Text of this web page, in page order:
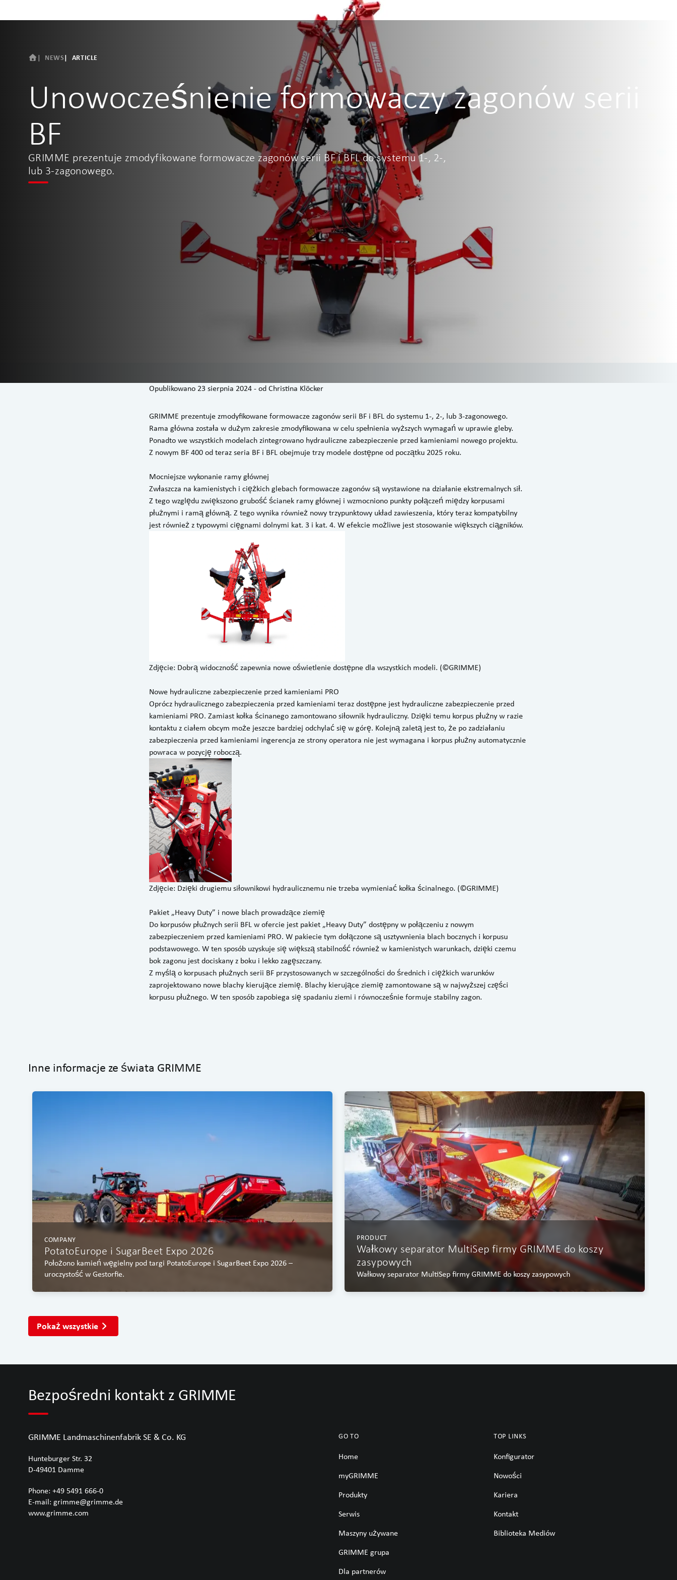
NEWS ARTICLE
Unowocześnienie formowaczy zagonów serii
BF
GRIMME prezentuje zmodyfikowane formowacze zagonów serii BF i BFL do systemu 1-, 2-,
lub 3-zagonowego.
Opublikowano 23 sierpnia 2024-odChristina Klöcker
GRIMME prezentuje zmodyfikowane formowacze zagonów serii BF i BFL do systemu 1-, 2-, lub 3-zagonowego.
Rama główna została w dużym zakresie zmodyfikowana w celu spełnienia wyższych wymagań w uprawie gleby.
Ponadto we wszystkich modelach zintegrowano hydrauliczne zabezpieczenie przed kamieniami nowego projektu.
Z nowym BF 400 od teraz seria BF i BFL obejmuje trzy modele dostępne od początku 2025 roku.
Mocniejsze wykonanie ramy głównej
Zwłaszcza na kamienistych i ciężkich glebach formowacze zagonów są wystawione na działanie ekstremalnych sił.
Z tego względu zwiększono grubość ścianek ramy głównej i wzmocniono punkty połączeń między korpusami
płużnymi i ramą główną. Z tego wynika również nowy trzypunktowy układ zawieszenia, który teraz kompatybilny
jest również z typowymi cięgnami dolnymi kat. 3 i kat. 4. W efekcie możliwe jest stosowanie większych ciągników.
Zdjęcie: Dobrą widoczność zapewnia nowe oświetlenie dostępne dla wszystkich modeli. (©GRIMME)
Nowe hydrauliczne zabezpieczenie przed kamieniami PRO
Oprócz hydraulicznego zabezpieczenia przed kamieniami teraz dostępne jest hydrauliczne zabezpieczenie przed
kamieniami PRO. Zamiast kołka ścinanego zamontowano siłownik hydrauliczny. Dzięki temu korpus płużny w razie
kontaktu z ciałem obcym może jeszcze bardziej odchylać się w górę. Kolejną zaletą jest to, że po zadziałaniu
zabezpieczenia przed kamieniami ingerencja ze strony operatora nie jest wymagana i korpus płużny automatycznie
powraca w pozycję roboczą.
Zdjęcie: Dzięki drugiemu siłownikowi hydraulicznemu nie trzeba wymieniać kołka ścinalnego. (©GRIMME)
Pakiet „Heavy Duty” i nowe blach prowadzące ziemię
Do korpusów płużnych serii BFL w ofercie jest pakiet „Heavy Duty” dostępny w połączeniu z nowym
zabezpieczeniem przed kamieniami PRO. W pakiecie tym dołączone są usztywnienia blach bocznych i korpusu
podstawowego. W ten sposób uzyskuje się większą stabilność również w kamienistych warunkach, dzięki czemu
bok zagonu jest dociskany z boku i lekko zagęszczany.
Z myślą o korpusach płużnych serii BF przystosowanych w szczególności do średnich i ciężkich warunków
zaprojektowano nowe blachy kierujące ziemię. Blachy kierujące ziemię zamontowane są w najwyższej części
korpusu płużnego. W ten sposób zapobiega się spadaniu ziemi i równocześnie formuje stabilny zagon.
Inne informacje ze świata GRIMME
COMPANY
PotatoEurope i SugarBeet Expo 2026
Położono kamień węgielny pod targi PotatoEurope i SugarBeet Expo 2026 –
uroczystość w Gestorfie.
PRODUCT
Wałkowy separator MultiSep firmy GRIMME do koszy
zasypowych
Wałkowy separator MultiSep firmy GRIMME do koszy zasypowych
Pokaż wszystkie
Bezpośredni kontakt z GRIMME
GRIMME Landmaschinenfabrik SE & Co. KG
Hunteburger Str. 32
D-49401 Damme
Phone: +49 5491 666-0
E-mail: grimme@grimme.de
www.grimme.com
GO TO
Home
myGRIMME
Produkty
Serwis
Maszyny używane
GRIMME grupa
Dla partnerów
TOP LINKS
Konfigurator
Nowości
Kariera
Kontakt
Biblioteka Mediów